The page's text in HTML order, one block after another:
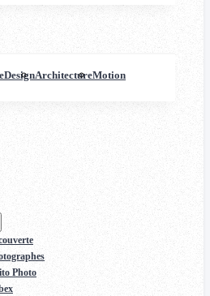
DesignArchitectureMotion
Photo